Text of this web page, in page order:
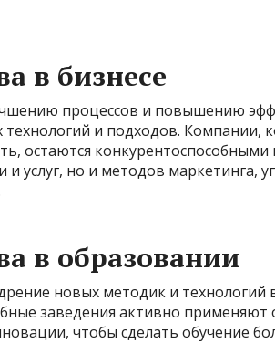
в бизнесе
процессов и повышению
и подходов. Компании,
остаются конкурентоспособными
и услуг, но и методов маркетинга,
в образовании
новых методик и технологий
заведения активно применяют
чтобы сделать обучение